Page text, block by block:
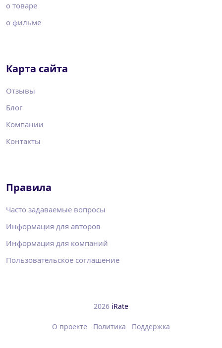
о товаре
о фильме
Карта сайта
Отзывы
Блог
Компании
Контакты
Правила
Часто задаваемые вопросы
Информация для авторов
Информация для компаний
Пользовательское соглашение
2026 iRate
О проекте Политика Поддержка